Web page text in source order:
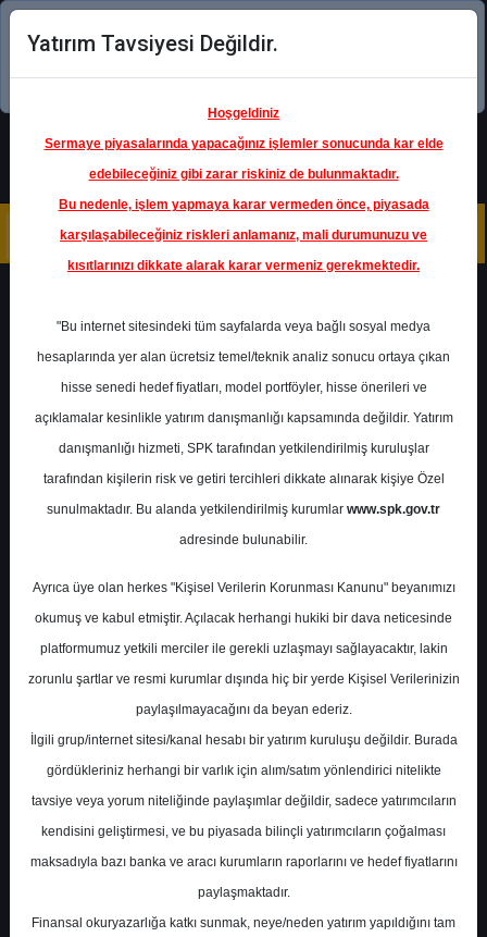
Şimdi uygulamayı indirin!
TURSG - TÜRKİYE SİGORTA
Hedef Fiyat 8.95 ₺
Getiri
%0.00
0 0
En Yüksek Tahmin
Ortalama Fiyat Tahmini
Ortalama Getiri Potansiyeli
Yatırım Tavsiyesi Değildir.
Hoşgeldiniz
Sermaye piyasalarında yapacağınız işlemler sonucunda kar elde
edebileceğiniz gibi zarar riskiniz de bulunmaktadır.
Bu nedenle, işlem yapmaya karar vermeden önce, piyasada
karşılaşabileceğiniz riskleri anlamanız, mali durumunuzu ve
kısıtlarınızı dikkate alarak karar vermeniz gerekmektedir.
"Bu internet sitesindeki tüm sayfalarda veya bağlı sosyal medya
hesaplarında yer alan ücretsiz temel/teknik analiz sonucu ortaya çıkan
hisse senedi hedef fiyatları, model portföyler, hisse önerileri ve
açıklamalar kesinlikle yatırım danışmanlığı kapsamında değildir. Yatırım
danışmanlığı hizmeti, SPK tarafından yetkilendirilmiş kuruluşlar
tarafından kişilerin risk ve getiri tercihleri dikkate alınarak kişiye Özel
sunulmaktadır. Bu alanda yetkilendirilmiş kurumlar www.spk.gov.tr
adresinde bulunabilir.
Ayrıca üye olan herkes "Kişisel Verilerin Korunması Kanunu" beyanımızı
okumuş ve kabul etmiştir. Açılacak herhangi hukiki bir dava neticesinde
platformumuz yetkili merciler ile gerekli uzlaşmayı sağlayacaktır, lakin
zorunlu şartlar ve resmi kurumlar dışında hiç bir yerde Kişisel Verilerinizin
paylaşılmayacağını da beyan ederiz.
İlgili grup/internet sitesi/kanal hesabı bir yatırım kuruluşu değildir. Burada
gördükleriniz herhangi bir varlık için alım/satım yönlendirici nitelikte
tavsiye veya yorum niteliğinde paylaşımlar değildir, sadece yatırımcıların
kendisini geliştirmesi, ve bu piyasada bilinçli yatırımcıların çoğalması
maksadıyla bazı banka ve aracı kurumların raporlarını ve hedef fiyatlarını
paylaşmaktadır.
Finansal okuryazarlığa katkı sunmak, neye/neden yatırım yapıldığını tam